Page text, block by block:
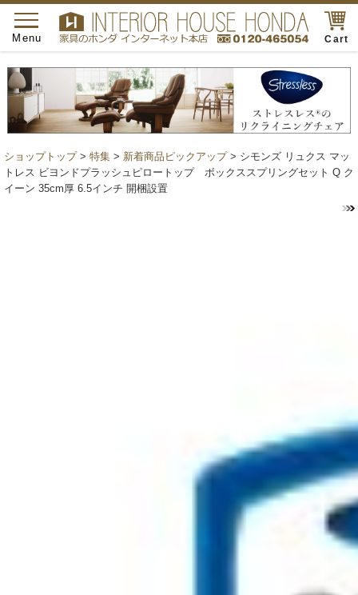
Cart
toggle
navigation
Menu
ショップトップ> 特集 > 新着商品ピックアップ> シモンズ リュクス マッ
トレス ビヨンドプラッシュピロートップ ボックススプリングセット Q ク
イーン 35cm厚 6.5インチ 開梱設置